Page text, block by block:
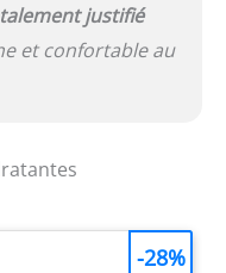
justifié
et confortable au
-28%